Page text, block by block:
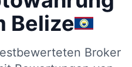
Belize
Broker